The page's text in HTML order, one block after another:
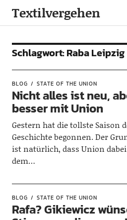
Textilvergehen
Schlagwort:Raba Leipzig
BLOG STATE OF THE UNION
Nicht alles ist neu,
besser mit Union
Gestern hat die tollste Saison
Geschichte begonnen. Der
ist natürlich, dass Union
dem…
BLOG STATE OF THE UNION
Rafa? Gikiewicz